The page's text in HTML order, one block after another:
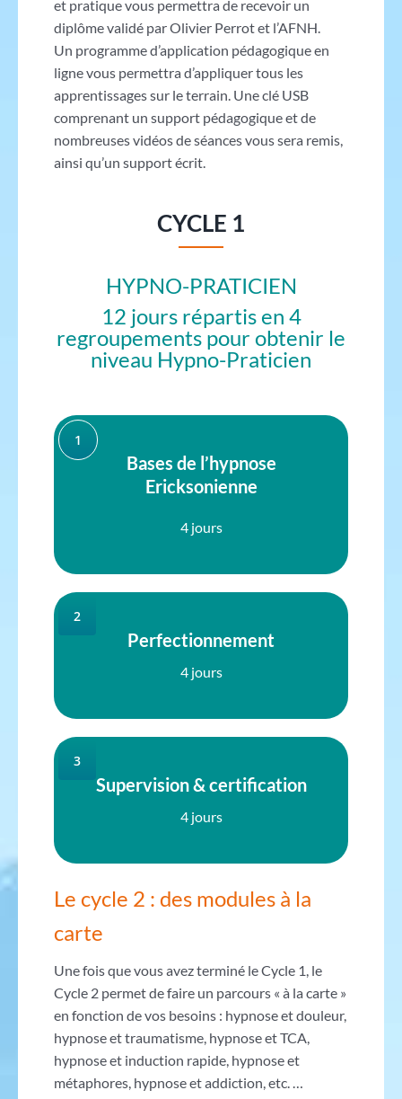
et pratique vous permettra de recevoir un
diplôme validé par Olivier Perrot et l’AFNH.
Un programme d’application pédagogique en
ligne vous permettra d’appliquer tous les
apprentissages sur le terrain. Une clé USB
comprenant un support pédagogique et de
nombreuses vidéos de séances vous sera remis,
ainsi qu’un support écrit.
CYCLE 1
HYPNO-PRATICIEN
12 jours répartis en 4
regroupements pour obtenir le
niveau Hypno-Praticien
1
Bases de l’hypnose
Ericksonienne
4 jours
2
Perfectionnement
4 jours
3
Supervision & certification
4 jours
Le cycle 2 : des modules à la
carte
Une fois que vous avez terminé le Cycle 1, le
Cycle 2 permet de faire un parcours « à la carte »
en fonction de vos besoins : hypnose et douleur,
hypnose et traumatisme, hypnose et TCA,
hypnose et induction rapide, hypnose et
métaphores, hypnose et addiction, etc. …